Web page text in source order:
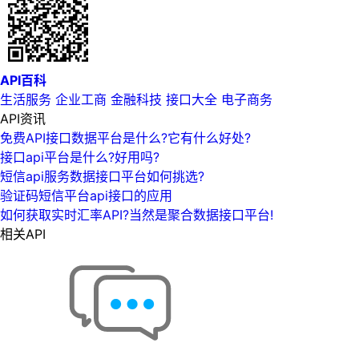
API百科
生活服务 企业工商 金融科技 接口大全 电子商务
API资讯
免费API接口数据平台是什么?它有什么好处?
接口api平台是什么?好用吗?
短信api服务数据接口平台如何挑选?
验证码短信平台api接口的应用
如何获取实时汇率API?当然是聚合数据接口平台!
相关API